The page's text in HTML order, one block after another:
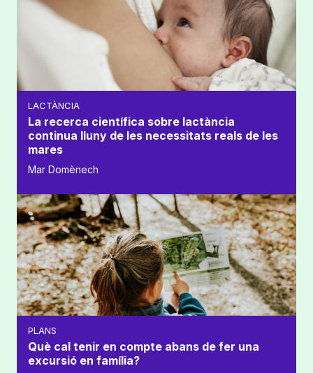
LACTÀNCIA
La recerca científica sobre lactància
continua lluny de les necessitats reals de les
mares
Mar Domènech
PLANS
Què cal tenir en compte abans de fer una
excursió en família?